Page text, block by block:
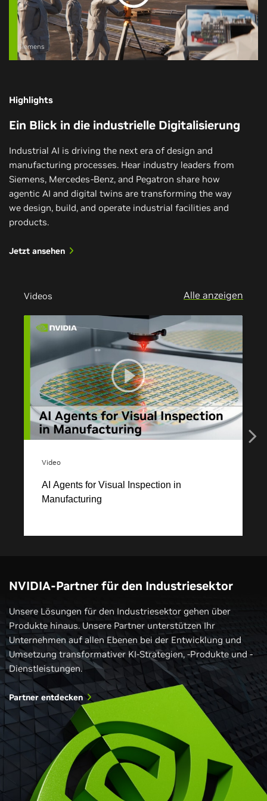
Siemens
Highlights
Ein Blick in die industrielle Digitalisierung
Industrial AI is driving the next era of design and
manufacturing processes. Hear industry leaders from
Siemens, Mercedes-Benz, and Pegatron share how
agentic AI and digital twins are transforming the way
we design, build, and operate industrial facilities and
products.
Jetzt ansehen
Videos Alle anzeigen
Digitale Zwillinge für den Lernpfad
physischer KI
NVIDIA-Entwicklerprogramm
NVIDIA-Partner für den Industriesektor
Unsere Lösungen für den Industriesektor gehen über
Produkte hinaus. Unsere Partner unterstützen Ihr
Unternehmen auf allen Ebenen bei der Entwicklung und
Umsetzung transformativer KI-Strategien, -Produkte und -
Dienstleistungen.
Partner entdecken